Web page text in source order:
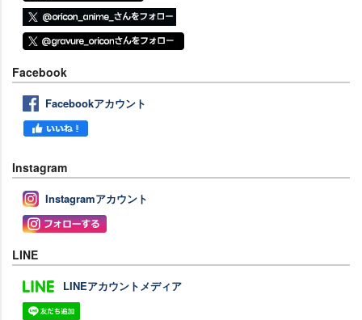
Facebook
Facebookアカウント
Instagram
Instagramアカウント
LINE
LINEアカウントメディア